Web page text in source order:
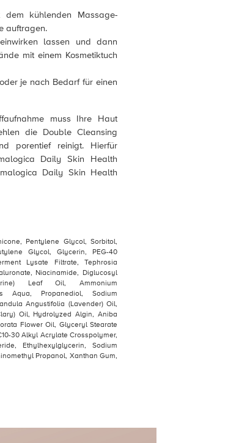
kühlenden Massage-
auftragen.
lassen und dann
mit einem Kosmetiktuch
je nach Bedarf für einen
muss Ihre Haut
die Double Cleansing
porentief reinigt. Hierfür
Daily Skin Health
Daily Skin Health
Pentylene Glycol, Sorbitol,
Glycol, Glycerin, PEG-40
Lysate Filtrate, Tephrosia
Niacinamide, Diglucosyl
Leaf Oil, Ammonium
Aqua, Propanediol, Sodium
Angustifolia (Lavender) Oil,
Oil, Hydrolyzed Algin, Aniba
Flower Oil, Glyceryl Stearate
30 Alkyl Acrylate Crosspolymer,
Ethylhexylglycerin, Sodium
Propanol, Xanthan Gum,